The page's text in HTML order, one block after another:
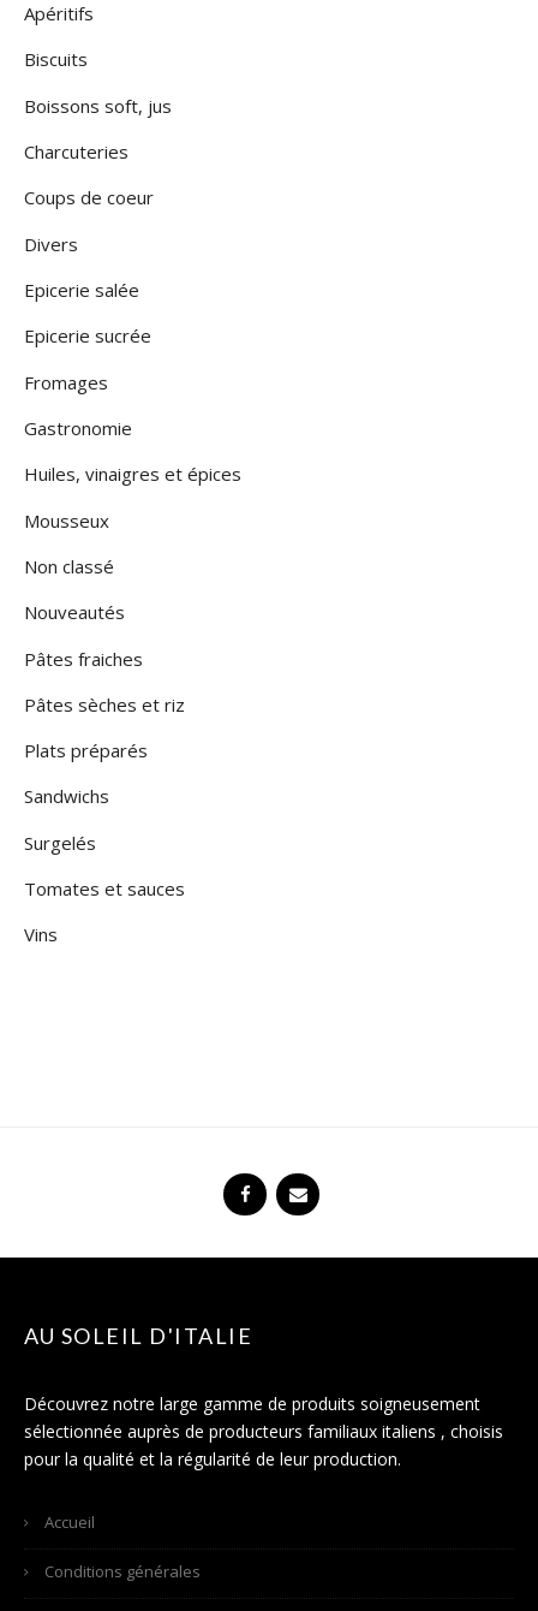
Apéritifs
Biscuits
Boissons soft, jus
Charcuteries
Coups de coeur
Divers
Epicerie salée
Epicerie sucrée
Fromages
Gastronomie
Huiles, vinaigres et épices
Mousseux
Non classé
Nouveautés
Pâtes fraiches
Pâtes sèches et riz
Plats préparés
Sandwichs
Surgelés
Tomates et sauces
Vins
AU SOLEIL D'ITALIE
Découvrez notre large gamme de produits soigneusement
sélectionnée auprès de producteurs familiaux italiens , choisis
pour la qualité et la régularité de leur production.
Accueil
Conditions générales